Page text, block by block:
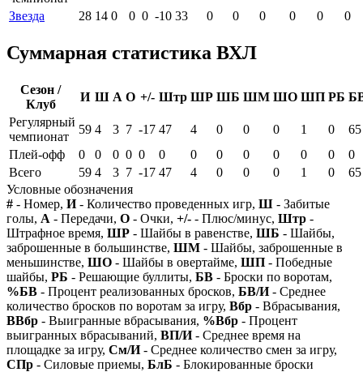
Звезда
28 14 0 0 0 -10 33 0 0 0 0 0 0
Суммарная статистика ВХЛ
Сезон /
Клуб
И Ш А О +/- Штр ШР ШБ ШМ ШО ШП РБ
Регулярный
чемпионат
59 4 3 7 -17 47 4 0 0 0 1 0
65
Плей-офф
0 0 0 0 0 0 0 0 0 0 0 0
0
Всего
59 4 3 7 -17 47 4 0 0 0 1 0
65
Условные обозначения
# - Номер, И- Количество проведенных игр, Ш - Забитые
голы, А - Передачи, О - Очки, +/- - Плюс/минус, Штр -
Штрафное время, ШР - Шайбы в равенстве, ШБ - Шайбы,
заброшенные в большинстве, ШМ - Шайбы, заброшенные в
меньшинстве, ШО - Шайбы в овертайме, ШП - Победные
шайбы, РБ - Решающие буллиты, БВ - Броски по воротам,
%БВ - Процент реализованных бросков, БВ/И- Среднее
количество бросков по воротам за игру, Вбр - Вбрасывания,
ВВбр - Выигранные вбрасывания, %Вбр - Процент
выигранных вбрасываний, ВП/И- Среднее время на
площадке за игру, См/И- Среднее количество смен за игру,
СПр - Силовые приемы, БлБ - Блокированные броски